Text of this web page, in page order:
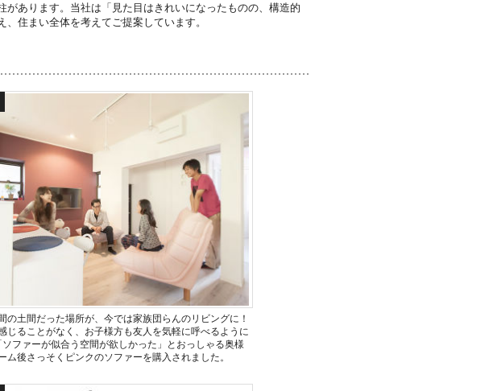
あります。当社は「見た目はきれいになったものの、構造的
住まい全体を考えてご提案しています。
の土間だった場所が、今では家族団らんのリビングに！
じることがなく、お子様方も友人を気軽に呼べるように
ファーが似合う空間が欲しかった」とおっしゃる奥様
ム後さっそくピンクのソファーを購入されました。